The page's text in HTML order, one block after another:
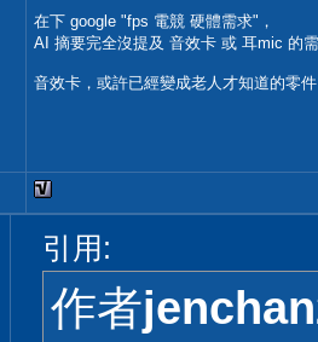
在下 google "fps 電競 硬體需求"，
AI 摘要完全沒提及 音效卡 或 耳mic 的
音效卡，或許已經變成老人才知道的零件
引用:
作者